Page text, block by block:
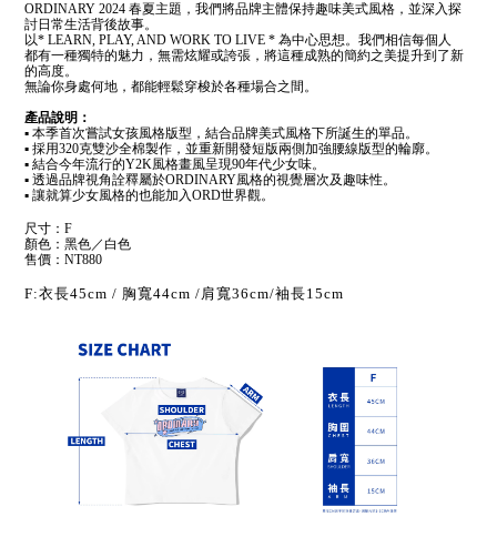
ORDINARY 2024 春夏主題，我們將品牌主體保持趣味美式風格，並深入探
討日常生活背後故事。
以* LEARN, PLAY, AND WORK TO LIVE * 為中心思想。我們相信每個人
都有一種獨特的魅力，無需炫耀或誇張，將這種成熟的簡約之美提升到了新
的高度。
無論你身處何地，都能輕鬆穿梭於各種場合之間。
產品說明：
▪ 本季首次嘗試女孩風格版型，結合品牌美式風格下所誕生的單品。
▪ 採用320克雙沙全棉製作，並重新開發短版兩側加強腰線版型的輪廓。
▪ 結合今年流行的Y2K風格畫風呈現90年代少女味。
▪ 透過品牌視角詮釋屬於ORDINARY風格的視覺層次及趣味性。
▪ 讓就算少女風格的也能加入ORD世界觀。
尺寸：F
顏色：黑色／白色
售價：NT880
F:衣長45cm / 胸寬44cm /肩寬36cm/袖長15cm